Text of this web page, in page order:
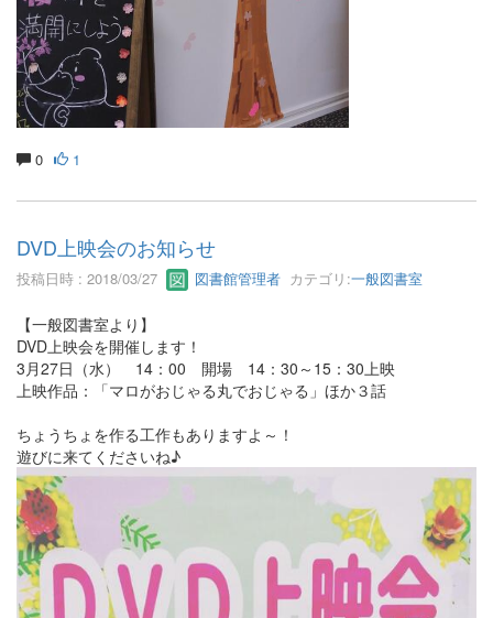
0 1
DVD上映会のお知らせ
投稿日時 : 2018/03/27 図書館管理者 カテゴリ:一般図書室
【一般図書室より】
DVD上映会を開催します！
3月27日（水） 14：00 開場 14：30～15：30上映
上映作品：「マロがおじゃる丸でおじゃる」ほか３話
ちょうちょを作る工作もありますよ～！
遊びに来てくださいね♪